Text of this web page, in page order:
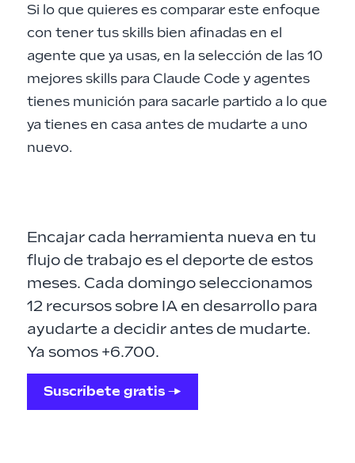
Si lo que quieres es comparar este enfoque
con tener tus skills bien afinadas en el
agente que ya usas, en la selección de las 10
mejores skills para Claude Code y agentes
tienes munición para sacarle partido a lo que
ya tienes en casa antes de mudarte a uno
nuevo.
Encajar cada herramienta nueva en tu
flujo de trabajo es el deporte de estos
meses. Cada domingo seleccionamos
12 recursos sobre IA en desarrollo para
ayudarte a decidir antes de mudarte.
Ya somos +6.700.
Suscríbete gratis →